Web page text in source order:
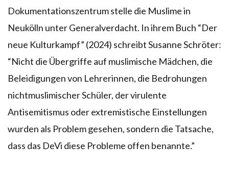
Dokumentationszentrum stelle die Muslime in
Neukölln unter Generalverdacht. In ihrem Buch “Der
neue Kulturkampf” (2024) schreibt Susanne Schröter:
“Nicht die Übergriffe auf muslimische Mädchen, die
Beleidigungen von Lehrerinnen, die Bedrohungen
nichtmuslimischer Schüler, der virulente
Antisemitismus oder extremistische Einstellungen
wurden als Problem gesehen, sondern die Tatsache,
dass das DeVi diese Probleme offen benannte.”